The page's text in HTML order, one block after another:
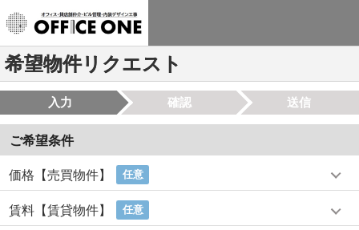
希望物件リクエスト
入力 確認 送信
ご希望条件
価格【売買物件】 任意
賃料【賃貸物件】 任意